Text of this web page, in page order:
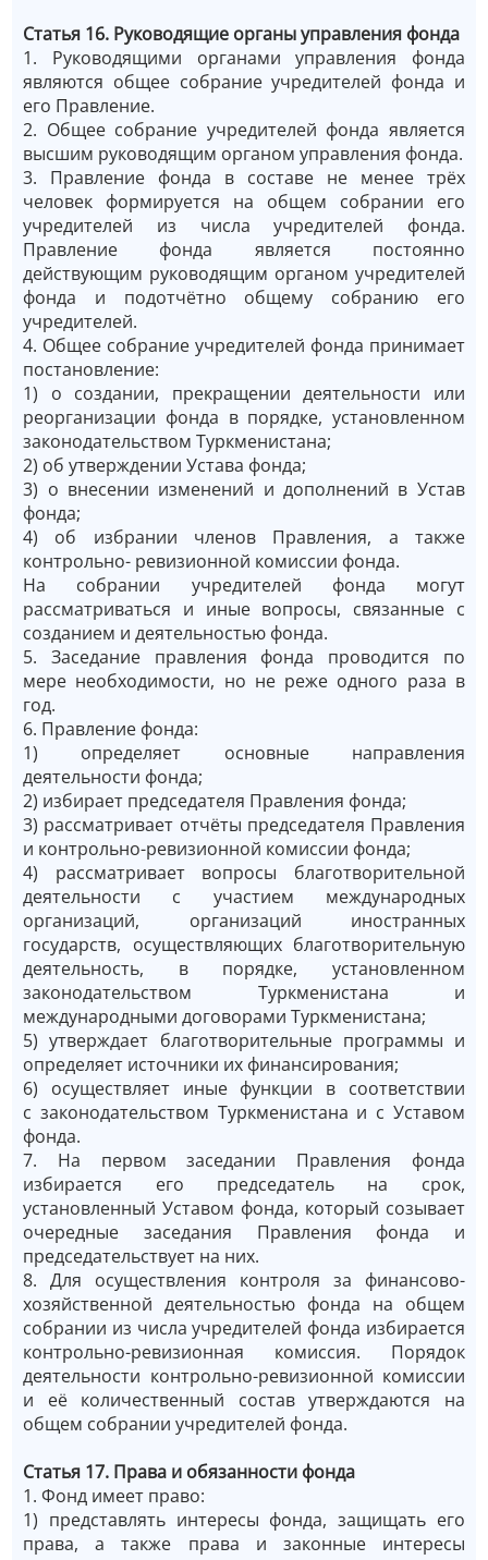
Статья 16. Руководящие органы управления фонда
1. Руководящими органами управления фонда
являются общее собрание учредителей фонда и
его Правление.
2. Общее собрание учредителей фонда является
высшим руководящим органом управления фонда.
3. Правление фонда в составе не менее трёх
человек формируется на общем собрании его
учредителей из числа учредителей фонда.
Правление фонда является постоянно
действующим руководящим органом учредителей
фонда и подотчётно общему собранию его
учредителей.
4. Общее собрание учредителей фонда принимает
постановление:
1) о создании, прекращении деятельности или
реорганизации фонда в порядке, установленном
законодательством Туркменистана;
2) об утверждении Устава фонда;
3) о внесении изменений и дополнений в Устав
фондa;
4) об избрании членов Правления, а также
контрольно- ревизионной комиссии фонда.
На собрании учредителей фонда могут
рассматриваться и иные вопросы, связанные с
созданием и деятельностью фонда.
5. Заседание правления фонда проводится по
мере необходимости, но не реже одного раза в
год.
6. Правление фонда:
1) определяет основные направления
деятельности фонда;
2) избирает председателя Правления фонда;
3) рассматривает отчёты председателя Правления
и контрольно-ревизионной комиссии фонда;
4) рассматривает вопросы благотворительной
деятельности с участием международных
организаций, организаций иностранных
государств, осуществляющих благотворительную
деятельность, в порядке, установленном
законодательством Туркменистана и
международными договорами Туркменистана;
5) утверждает благотворительные программы и
определяет источники их финансирования;
6) осуществляет иные функции в соответствии
с законодательством Туркменистана и с Уставом
фонда.
7. На первом заседании Правления фонда
избирается его председатель на срок,
установленный Уставом фонда, который созывает
очередные заседания Правления фонда и
председательствует на них.
8. Для осуществления контроля за финансово-
хозяйственной деятельностью фонда на общем
собрании из числа учредителей фонда избирается
контрольно-ревизионная комиссия. Порядок
деятельности контрольно-ревизионной комиссии
и её количественный состав утверждаются на
общем собрании учредителей фонда.
Статья 17. Права и обязанности фонда
1. Фонд имеет право:
1) представлять интересы фондa, защищать его
права, а также права и законные интересы